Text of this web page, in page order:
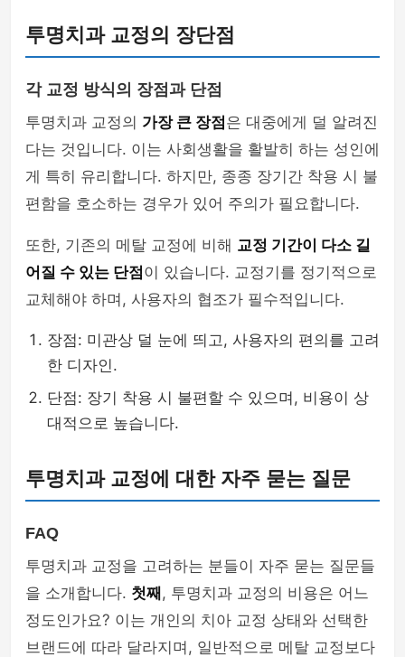
투명치과 교정의 장단점
각 교정 방식의 장점과 단점
투명치과 교정의 가장 큰 장점은 대중에게 덜 알려진
다는 것입니다. 이는 사회생활을 활발히 하는 성인에
게 특히 유리합니다. 하지만, 종종 장기간 착용 시 불
편함을 호소하는 경우가 있어 주의가 필요합니다.
또한, 기존의 메탈 교정에 비해 교정 기간이 다소 길
어질 수 있는 단점이 있습니다. 교정기를 정기적으로
교체해야 하며, 사용자의 협조가 필수적입니다.
장점: 미관상 덜 눈에 띄고, 사용자의 편의를 고려
한 디자인.
단점: 장기 착용 시 불편할 수 있으며, 비용이 상
대적으로 높습니다.
투명치과 교정에 대한 자주 묻는 질문
FAQ
투명치과 교정을 고려하는 분들이 자주 묻는 질문들
을 소개합니다. 첫째 , 투명치과 교정의 비용은 어느
정도인가요? 이는 개인의 치아 교정 상태와 선택한
브랜드에 따라 달라지며, 일반적으로 메탈 교정보다